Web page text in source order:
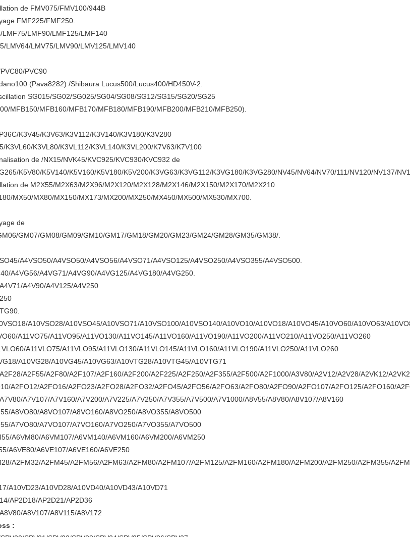
de FMV075/FMV100/944B
FMF225/FMF250.
LMF75/LMF90/LMF125/LMF140
LMV64/LMV75/LMV90/LMV125/LMV140
PVC90
(Pava8282) /Shibaura Lucus500/Lucus400/HD450V-2.
SG015/SG02/SG025/SG04/SG08/SG12/SG15/SG20/SG25
MFB150/MFB160/MFB170/MFB180/MFB190/MFB200/MFB210/MFB250).
K3V45/K3V63/K3V112/K3V140/K3V180/K3V280
K3VL60/K3VL80/K3VL112/K3VL140/K3VL200/K7V63/K7V100
de /NX15/NVK45/KVC925/KVC930/KVC932 de
K5V80/K5V140/K5V160/K5V180/K5V200/K3VG63/K3VG112/K3VG180/K3VG280/NV45/NV64/NV70/111/NV120/NV137/
de M2X55/M2X63/M2X96/M2X120/M2X128/M2X146/M2X150/M2X170/M2X210
MX50/MX80/MX150/MX173/MX200/MX250/MX450/MX500/MX530/MX700.
de
GM07/GM08/GM09/GM10/GM17/GM18/GM20/GM23/GM24/GM28/GM35/GM38/.
A4VSO50/A4VSO50/A4VSO56/A4VSO71/A4VSO125/A4VSO250/A4VSO355/A4VSO500.
A4VG56/A4VG71/A4VG90/A4VG125/A4VG180/A4VG250.
A4V90/A4V125/A4V250
A10VSO28/A10VSO45/A10VSO71/A10VSO100/A10VSO140/A10VO10/A10VO18/A10VO45/A10VO60/A10VO63/
A11VO75/A11VO95/A11VO130/A11VO145/A11VO160/A11VO190/A11VO200/A11VO210/A11VO250/A11VO260
A11VLO75/A11VLO95/A11VLO130/A11VLO145/A11VLO160/A11VLO190/A11VLO250/A11VLO260
A10VG28/A10VG45/A10VG63/A10VTG28/A10VTG45/A10VTG71
A2F55/A2F80/A2F107/A2F160/A2F200/A2F225/A2F250/A2F355/A2F500/A2F1000/A3V80/A2V12/A2V28/A2VK12/
A2FO12/A2FO16/A2FO23/A2FO28/A2FO32/A2FO45/A2FO56/A2FO63/A2FO80/A2FO90/A2FO107/A2FO125/A2FO160/
A7V107/A7V160/A7V200/A7V225/A7V250/A7V355/A7V500/A7V1000/A8V55/A8V80/A8V107/A8V160
A8VO80/A8VO107/A8VO160/A8VO250/A8VO355/A8VO500
A7VO80/A7VO107/A7VO160/A7VO250/A7VO355/A7VO500
A6VM80/A6VM107/A6VM140/A6VM160/A6VM200/A6VM250
A6VE80/A6VE107/A6VE160/A6VE250
A2FM32/A2FM45/A2FM56/A2FM63/A2FM80/A2FM107/A2FM125/A2FM160/A2FM180/A2FM200/A2FM250/A2FM355/
A10VD23/A10VD28/A10VD40/A10VD43/A10VD71
AP2D18/AP2D21/AP2D36
A8V107/A8V115/A8V172
: